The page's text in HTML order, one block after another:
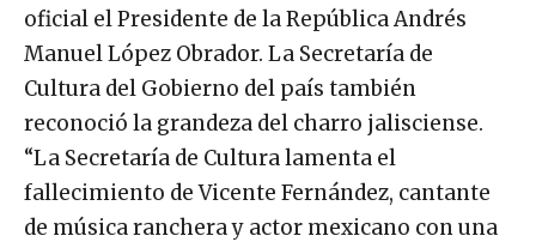
oficial el Presidente de la República Andrés
Manuel López Obrador. La Secretaría de
Cultura del Gobierno del país también
reconoció la grandeza del charro jalisciense.
“La Secretaría de Cultura lamenta el
fallecimiento de Vicente Fernández, cantante
de música ranchera y actor mexicano con una